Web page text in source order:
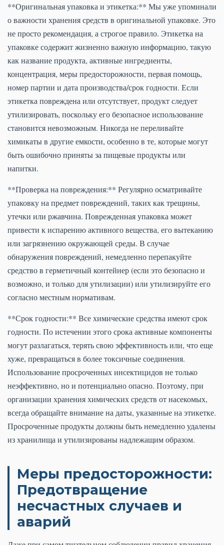
**Оригинальная упаковка и этикетка:** Мы уже упоминали
о важности хранения средств в оригинальной упаковке. Это
не просто рекомендация, а строгое правило. Этикетка на
упаковке содержит жизненно важную информацию, такую
как название продукта, активные ингредиенты,
концентрация, меры предосторожности, первая помощь,
номер партии и дата производства/срок годности. Если
этикетка повреждена или отсутствует, продукт следует
утилизировать, поскольку его безопасное использование
становится невозможным. Никогда не переливайте
химикаты в другие емкости, особенно в те, которые могут
быть ошибочно приняты за пищевые продукты или
напитки.
**Проверка на повреждения:** Регулярно осматривайте
упаковку на предмет повреждений, таких как трещины,
утечки или ржавчина. Поврежденная упаковка может
привести к испарению активного вещества, его вытеканию
или загрязнению окружающей среды. В случае
обнаружения повреждений, немедленно перепакуйте
средство в герметичный контейнер (если это безопасно и
возможно, и только для утилизации) или утилизируйте его
согласно местным нормативам.
**Срок годности:** Все химические средства имеют срок
годности. По истечении этого срока активные компоненты
могут разлагаться, терять свою эффективность или, что еще
хуже, превращаться в более токсичные соединения.
Использование просроченных инсектицидов не только
неэффективно, но и потенциально опасно. Поэтому, при
организации хранения химических средств от насекомых,
всегда обращайте внимание на даты, указанные на этикетке.
Просроченные продукты должны быть немедленно удалены
из хранилища и утилизированы надлежащим образом.
Меры предосторожности:
Предотвращение
несчастных случаев и
аварий